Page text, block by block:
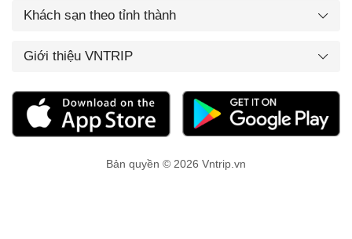
Khách sạn theo tỉnh thành
Giới thiệu VNTRIP
Bản quyền © 2026 Vntrip.vn